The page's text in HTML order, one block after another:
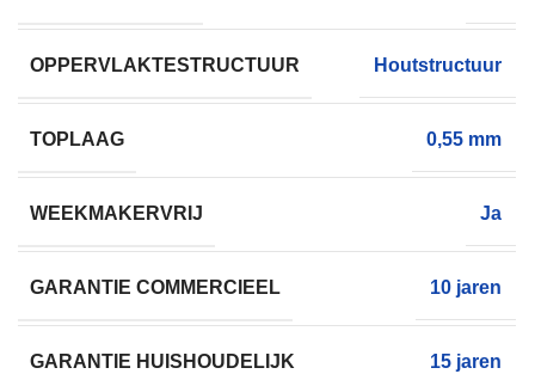
OPPERVLAKTESTRUCTUUR Houtstructuur
TOPLAAG 0,55 mm
WEEKMAKERVRIJ Ja
GARANTIE COMMERCIEEL 10 jaren
GARANTIE HUISHOUDELIJK 15 jaren